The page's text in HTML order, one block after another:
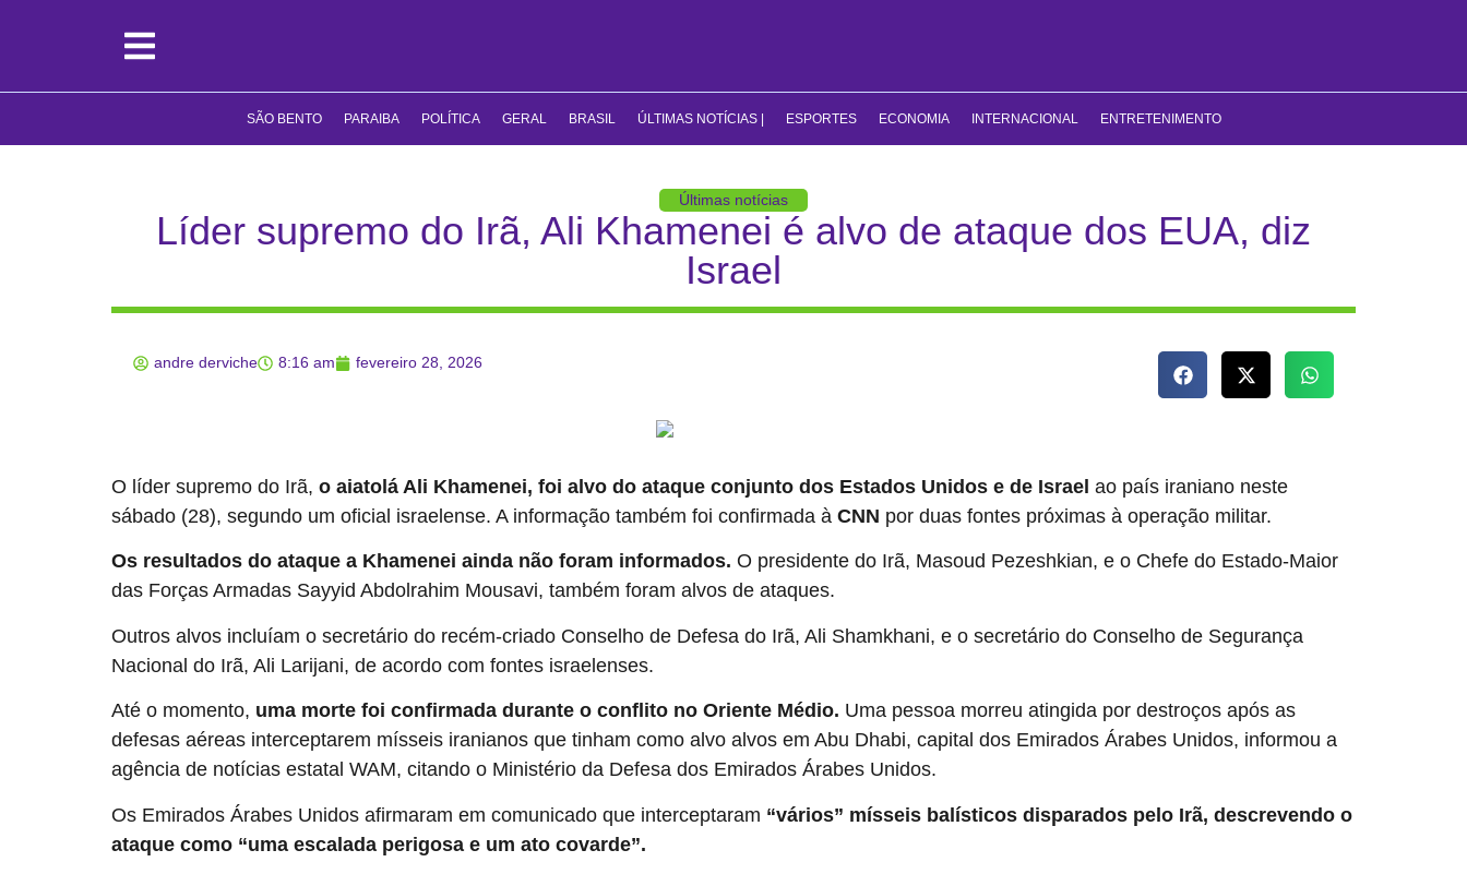
SÃO BENTO PARAIBA POLÍTICA GERAL BRASIL ÚLTIMAS NOTÍCIAS | ESPORTES ECONOMIA INTERNACIONAL ENTRETENIMENTO
Últimas notícias
Líder supremo do Irã, Ali Khamenei é alvo de ataque dos EUA, diz
Israel
andre derviche 8:16 am fevereiro 28, 2026
O líder supremo do Irã, o aiatolá Ali Khamenei, foi alvo do ataque conjunto dos Estados Unidos e de Israel ao país iraniano neste
sábado (28), segundo um oficial israelense. A informação também foi confirmada à CNN por duas fontes próximas à operação militar.
Os resultados do ataque a Khamenei ainda não foram informados. O presidente do Irã, Masoud Pezeshkian, e o Chefe do Estado-Maior
das Forças Armadas Sayyid Abdolrahim Mousavi, também foram alvos de ataques.
Outros alvos incluíam o secretário do recém-criado Conselho de Defesa do Irã, Ali Shamkhani, e o secretário do Conselho de Segurança
Nacional do Irã, Ali Larijani, de acordo com fontes israelenses.
Até o momento, uma morte foi confirmada durante o conflito no Oriente Médio. Uma pessoa morreu atingida por destroços após as
defesas aéreas interceptarem mísseis iranianos que tinham como alvo alvos em Abu Dhabi, capital dos Emirados Árabes Unidos, informou a
agência de notícias estatal WAM, citando o Ministério da Defesa dos Emirados Árabes Unidos.
Os Emirados Árabes Unidos afirmaram em comunicado que interceptaram “vários” mísseis balísticos disparados pelo Irã, descrevendo o
ataque como “uma escalada perigosa e um ato covarde”.